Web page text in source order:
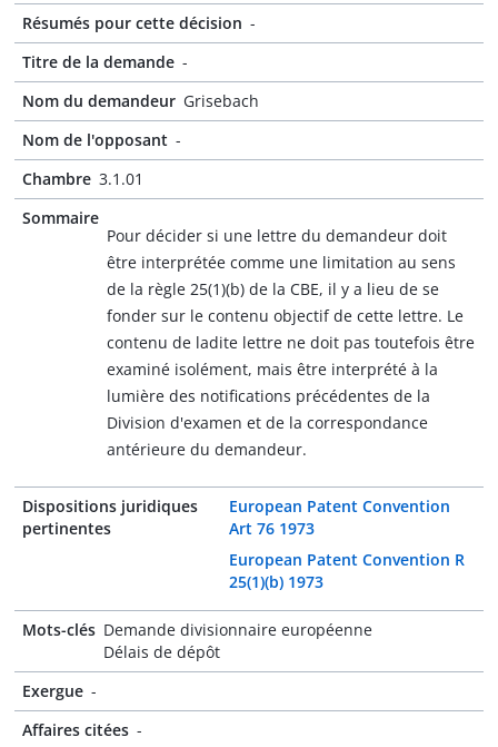
Résumés pour cette décision -
Titre de la demande -
Nom du demandeur Grisebach
Nom de l'opposant -
Chambre 3.1.01
Sommaire
Pour décider si une lettre du demandeur doit
être interprétée comme une limitation au sens
de la règle 25(1)(b) de la CBE, il y a lieu de se
fonder sur le contenu objectif de cette lettre. Le
contenu de ladite lettre ne doit pas toutefois être
examiné isolément, mais être interprété à la
lumière des notifications précédentes de la
Division d'examen et de la correspondance
antérieure du demandeur.
Dispositions juridiques
pertinentes
European Patent Convention
Art 76 1973
European Patent Convention R
25(1)(b) 1973
Mots-clés Demande divisionnaire européenne
Délais de dépôt
Exergue -
Affaires citées -